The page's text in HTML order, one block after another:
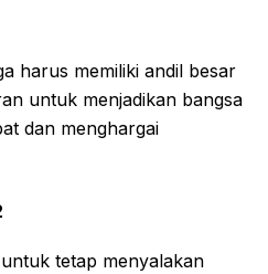
harus memiliki andil besar
untuk menjadikan bangsa
dan menghargai
tetap menyalakan